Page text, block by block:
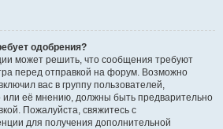
одобрения?
может решить, что сообщения требуют
перед отправкой на форум. Возможно
вас в группу пользователей,
или её мнению, должны быть предварительно
Пожалуйста, свяжитесь с
для получения дополнительной